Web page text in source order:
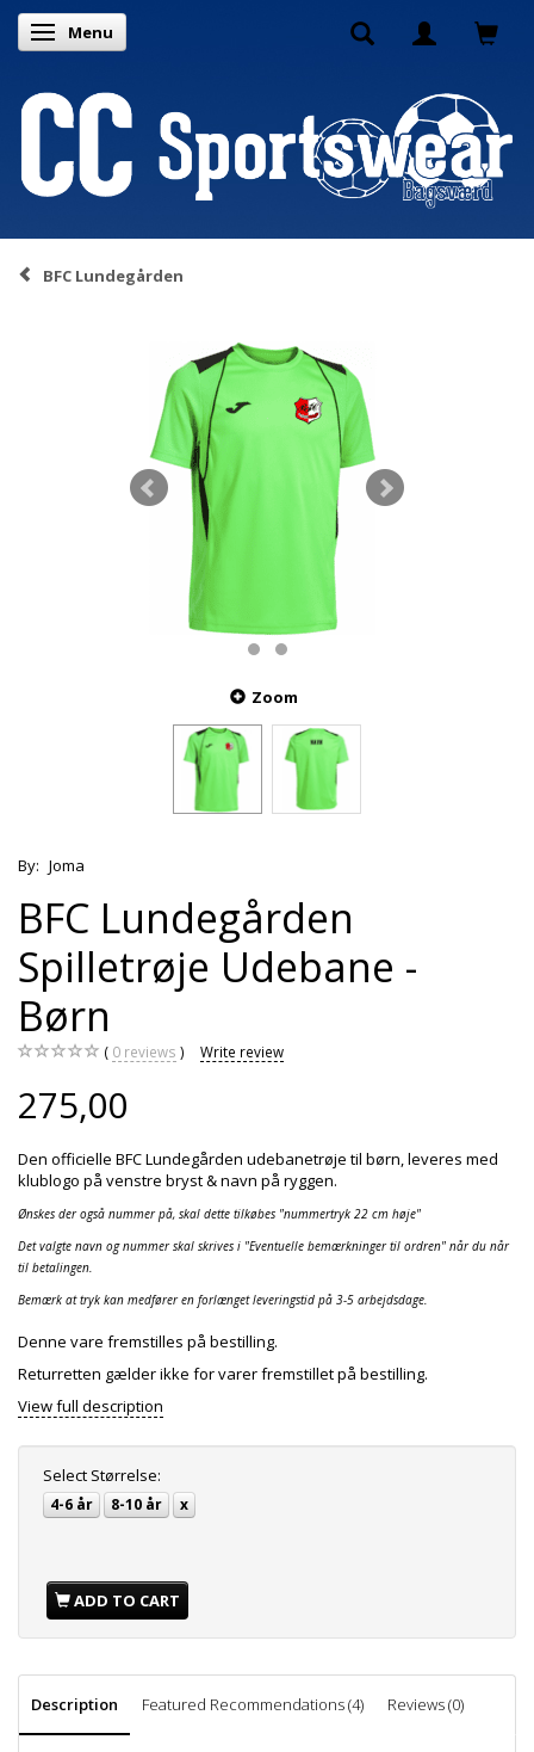
Toggle navigation
Menu
BFC Lundegården
Zoom
By: Joma
BFC Lundegården
Spilletrøje Udebane -
Børn
0 reviews Write review
275,00
Den officielle BFC Lundegården udebanetrøje til børn, leveres med
klublogo på venstre bryst & navn på ryggen.
Ønskes der også nummer på, skal dette tilkøbes "nummertryk 22 cm høje"
Det valgte navn og nummer skal skrives i "Eventuelle bemærkninger til ordren" når du når
til betalingen.
Bemærk at tryk kan medfører en forlænget leveringstid på 3-5 arbejdsdage.
Denne vare fremstilles på bestilling.
Returretten gælder ikke for varer fremstillet på bestilling.
View full description
Select Størrelse:
4-6 år 8-10 år x
ADD TO CART
Description Featured Recommendations (4) Reviews (0)